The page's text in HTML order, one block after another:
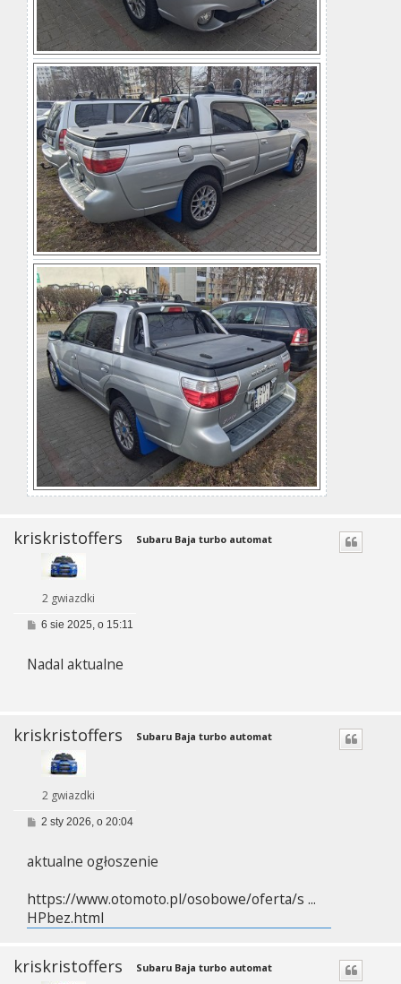
kriskristoffers
2 gwiazdki
Subaru Baja turbo automat
P
t
6 sie 2025, o 15:11
Nadal aktualne
kriskristoffers
2 gwiazdki
Subaru Baja turbo automat
P
t
2 sty 2026, o 20:04
aktualne ogłoszenie
https://www.otomoto.pl/osobowe/oferta/s ...
HPbez.html
kriskristoffers Subaru Baja turbo automat